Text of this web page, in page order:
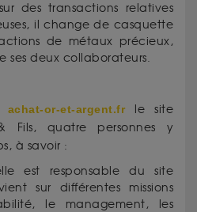
des transactions relatives
il change de casquette
de métaux précieux,
ses deux collaborateurs.
achat-or-et-argent.frle site
Fils, quatre personnes y
à savoir :
est responsable du site
sur différentes missions
le management, les